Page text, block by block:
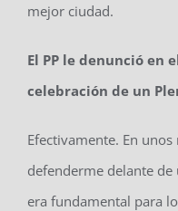
mejor ciudad.
El PP le denunció en
celebración de un
Efectivamente. En
defenderme delante de
era fundamental para